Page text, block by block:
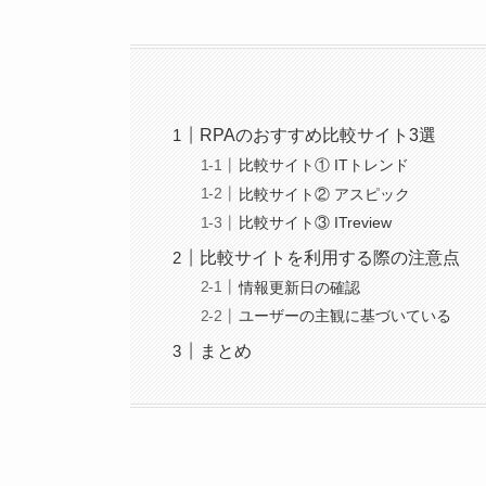
RPAのおすすめ比較サイト3選
比較サイト① ITトレンド
比較サイト② アスピック
比較サイト③ ITreview
比較サイトを利用する際の注意点
情報更新日の確認
ユーザーの主観に基づいている
まとめ